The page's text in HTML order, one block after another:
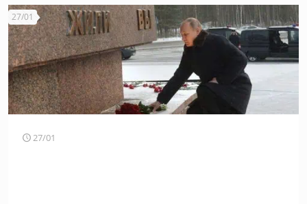
27/01
27/01